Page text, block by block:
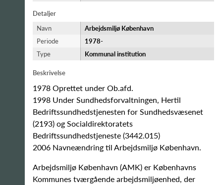
Detaljer
Navn
Arbejdsmiljø København
Periode
1978-​
Type
Kommunal institution
Beskrivelse
1978 Oprettet under Ob.afd.
1998 Under Sundhedsforvaltningen, Hertil
Bedriftssundhedstjenesten for Sundhedsvæsenet
(2193) og Socialdirektoratets
Bedriftssundhedstjeneste (3442.015)
2006 Navneændring til Arbejdsmiljø København.
Arbejdsmiljø København (AMK) er Københavns
Kommunes tværgående arbejdsmiljøenhed, der